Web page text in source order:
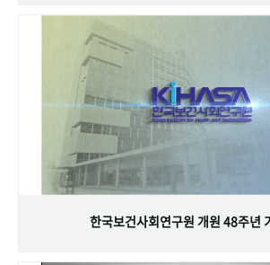
VR 역사관
한국보건사회연구원 개원 48주년